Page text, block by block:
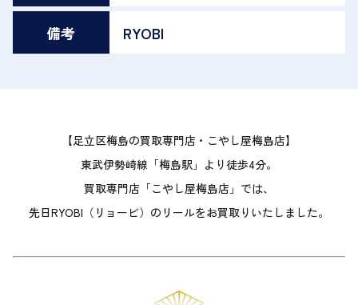
備考 RYOBI
【足立区梅島の買取専門店・こやし屋梅島店】
東武伊勢崎線「梅島駅」より徒歩4分。
買取専門店「こやし屋梅島店」では、
先日RYOBI（リョービ）のリールをお買取りいたしました。